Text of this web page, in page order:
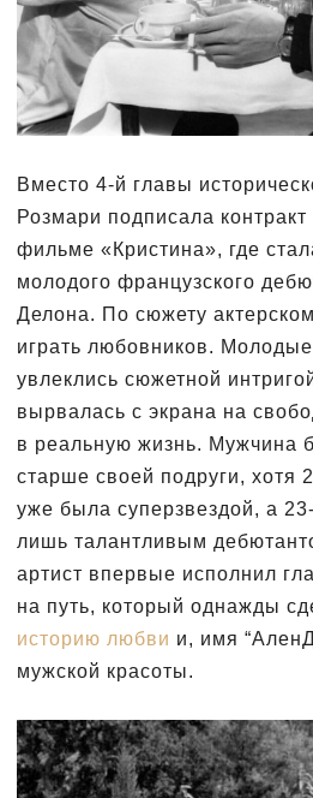
Вместо 4-й главы
Розмари подписала
фильме «Кристина», где
молодого французского
Делона. По сюжету
играть любовников.
увлеклись сюжетной
вырвалась с экрана на
в реальную жизнь. Мужчина
старше своей подруги, хотя
уже была суперзвездой, а
лишь талантливым
артист впервые исполнил
на путь, который однажды
историю любви и, имя
мужской красоты.